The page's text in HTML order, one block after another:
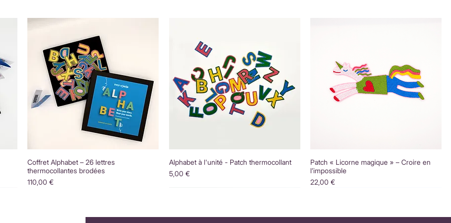
Coffret Alphabet – 26 lettres
thermocollantes brodées
Prix
110,00 €
Alphabet à l'unité - Patch thermocollant
Prix
5,00 €
Patch « Licorne magique » – Croire en
l’impossible
Prix
22,00 €